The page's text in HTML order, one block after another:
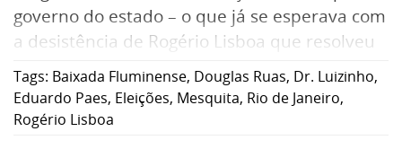
governo do estado – o que já se esperava com
a desistência de Rogério Lisboa que resolveu
pular do barco furado em que Douglas Ruas
está navegando – o candidato a governador
pelo PSD, Eduardo Paes, faz uma declaração
Tags: Baixada Fluminense, Douglas Ruas, Dr. Luizinho,
Eduardo Paes, Eleições, Mesquita, Rio de Janeiro,
Rogério Lisboa